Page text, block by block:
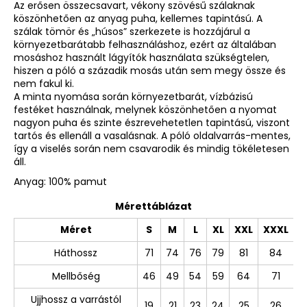
Az erősen összecsavart, vékony szövésű szálaknak
köszönhetően az anyag puha, kellemes tapintású. A
szálak tömör és „húsos” szerkezete is hozzájárul a
környezetbarátabb felhasználáshoz, ezért az általában
mosáshoz használt lágyítók használata szükségtelen,
hiszen a póló a századik mosás után sem megy össze és
nem fakul ki.
A minta nyomása során környezetbarát, vízbázisú
festéket használnak, melynek köszönhetően a nyomat
nagyon puha és szinte észrevehetetlen tapintású, viszont
tartós és ellenáll a vasalásnak. A póló oldalvarrás-mentes,
így a viselés során nem csavarodik és mindig tökéletesen
áll.
Anyag: 100% pamut
Mérettáblázat
Méret
S M L XL XXL
XXXL
Háthossz
71 74 76 79 81
84
Mellbőség
46 49 54 59 64
71
Ujjhossz a varrástól